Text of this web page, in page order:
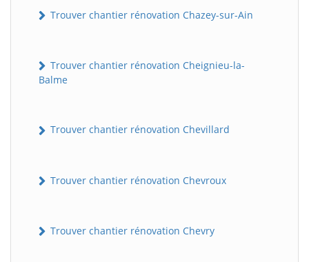
Trouver chantier rénovation Chazey-sur-Ain
Trouver chantier rénovation Cheignieu-la-
Balme
Trouver chantier rénovation Chevillard
Trouver chantier rénovation Chevroux
Trouver chantier rénovation Chevry